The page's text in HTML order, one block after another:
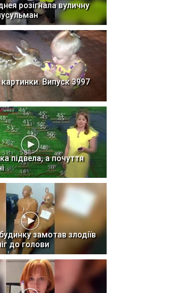
розігнала вуличну
Випуск 3997
підвела, а почуття
замотав злодіїв
до голови